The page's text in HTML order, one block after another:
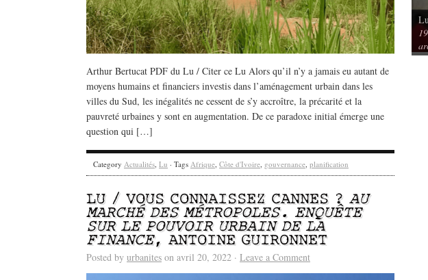
Arthur Bertucat PDF du Lu / Citer ce Lu Alors qu’il n’y a jamais eu autant de
moyens humains et financiers investis dans l’aménagement urbain dans les
villes du Sud, les inégalités ne cessent de s’y accroître, la précarité et la
pauvreté urbaines y sont en augmentation. De ce paradoxe initial émerge une
question qui […]
Category Actualités, Lu · Tags Afrique, Côte d'Ivoire, gouvernance, planification
LU / VOUS CONNAISSEZ CANNES ? AU
MARCHÉ DES MÉTROPOLES. ENQUÊTE
SUR LE POUVOIR URBAIN DE LA
FINANCE, ANTOINE GUIRONNET
Posted by urbanites on avril 20, 2022 · Leave a Comment
Sous le feu du numérique. Spatialités et
énergie des data centers
Vu / Les pavillons Prouvé de Tourcoing,
exemples de l’audace architecturale des
années 1950